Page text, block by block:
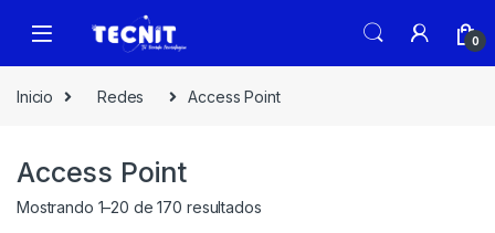
0
Inicio Redes Access Point
Access Point
Mostrando 1–20 de 170 resultados